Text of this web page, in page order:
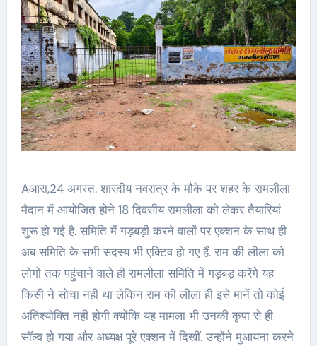
Aआरा‌,24 अगस्त. शारदीय नवरात्र के मौके पर शहर के रामलीला
मैदान में आयोजित होने 18 दिवसीय रामलीला को लेकर तैयारियां
शुरू हो गई है. समिति में गड़बड़ी करने वालों पर एक्शन के साथ ही
अब समिति के सभी सदस्य भी एक्टिव हो गए हैं. राम की लीला को
लोगों तक पहुंचाने वाले ही रामलीला समिति में गड़बड़ करेंगे यह
किसी ने सोचा नही था लेकिन राम की लीला ही इसे मानें तो कोई
अतिश्योक्ति नही होगी क्योंकि यह मामला भी उनकी कृपा से ही
सॉल्व हो गया और अध्यक्ष पूरे एक्शन में दिखीं. उन्होंने मुआयना करने